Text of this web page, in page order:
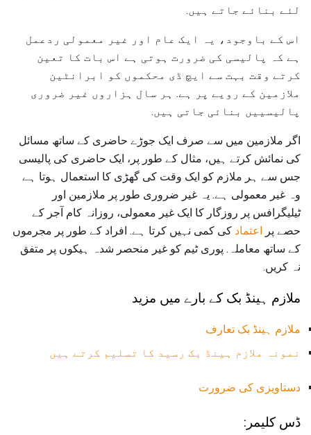
لئے بنائے جاتے ہیں.
اس کے باوجود، یہ ایک عام اور غیر معمولی ردعمل
ہے کہ پالیسی کی ضرورت ہوتی ہے اس بات کا تعین
کرتے وقت بہت سے ایچ ڈی محکموں کو ابرانٹین
ملازمین کے رویے پر ہے. ہر سال ہزاروں غیر ضروری
پالیسییں بنائی جاتی ہیں.
اگر ملازمین میں سے صرف ایک جوڑے حاضری کے ساتھ مسائل
کی نمائش کرتے ہیں، مثال کے طور پر، ایک حاضری کی پالیسی
جس سے ہر ملازم کو ایک وقت کی گھڑی کا استعمال ہوتا ہے
وہ غیر معمولی ہے. یہ غیر ضروری طور پر ملازمین اور
ٹیلیگرافس پر روزگار کا ایک غیر معمولی، روزانہ کام آجر کے
حصے پر
اعتماد کی کمی نہیں کرتا ہے. افراد کے طور پر مجرموں
کے ساتھ معاملہ. پوری ٹیم کو غیر منحصر شدہ ہیکوں پر متفق
نہ کریں.
ملازم ہینڈ بک کے بارے میں مزید
ملازم ہینڈ بک تعارف
نمونہ ملازم ہینڈ بک رسید کا تسلیم کرتے ہیں
دستاویزی کی ضرورت
ڈس کلیمر: